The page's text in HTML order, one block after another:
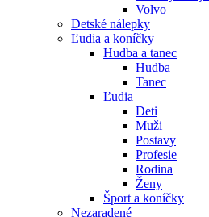
Volvo
Detské nálepky
Ľudia a koníčky
Hudba a tanec
Hudba
Tanec
Ľudia
Deti
Muži
Postavy
Profesie
Rodina
Ženy
Šport a koníčky
Nezaradené